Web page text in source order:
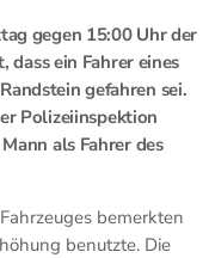
gegen 15:00 Uhr der
ein Fahrer eines
gefahren sei.
Polizeiinspektion
als Fahrer des
bemerkten
benutzte. Die